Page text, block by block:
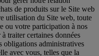
de produits sur le Site web
utilisation du Site web, toute
ou votre participation à nos
traiter certaines données
obligations administratives
avec vous, telles que la